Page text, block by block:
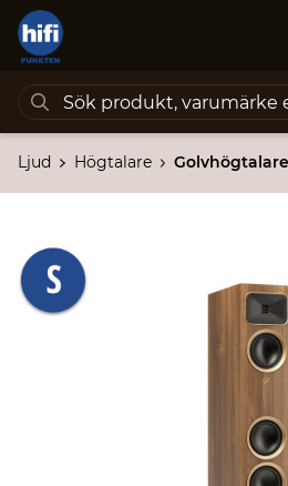
Ljud Högtalare Golvhögtalare